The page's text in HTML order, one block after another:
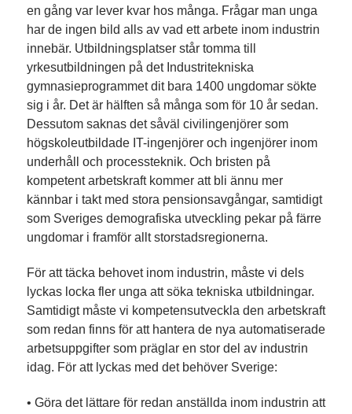
en gång var lever kvar hos många. Frågar man unga
har de ingen bild alls av vad ett arbete inom industrin
innebär. Utbildningsplatser står tomma till
yrkesutbildningen på det Industritekniska
gymnasieprogrammet dit bara 1400 ungdomar sökte
sig i år. Det är hälften så många som för 10 år sedan.
Dessutom saknas det såväl civilingenjörer som
högskoleutbildade IT-ingenjörer och ingenjörer inom
underhåll och processteknik. Och bristen på
kompetent arbetskraft kommer att bli ännu mer
kännbar i takt med stora pensionsavgångar, samtidigt
som Sveriges demografiska utveckling pekar på färre
ungdomar i framför allt storstadsregionerna.
För att täcka behovet inom industrin, måste vi dels
lyckas locka fler unga att söka tekniska utbildningar.
Samtidigt måste vi kompetensutveckla den arbetskraft
som redan finns för att hantera de nya automatiserade
arbetsuppgifter som präglar en stor del av industrin
idag. För att lyckas med det behöver Sverige:
• Göra det lättare för redan anställda inom industrin att